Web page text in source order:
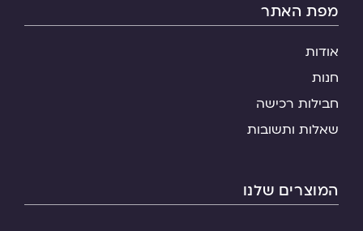
מפת האתר
אודות
חנות
חבילות רכישה
שאלות ותשובות
המוצרים שלנו